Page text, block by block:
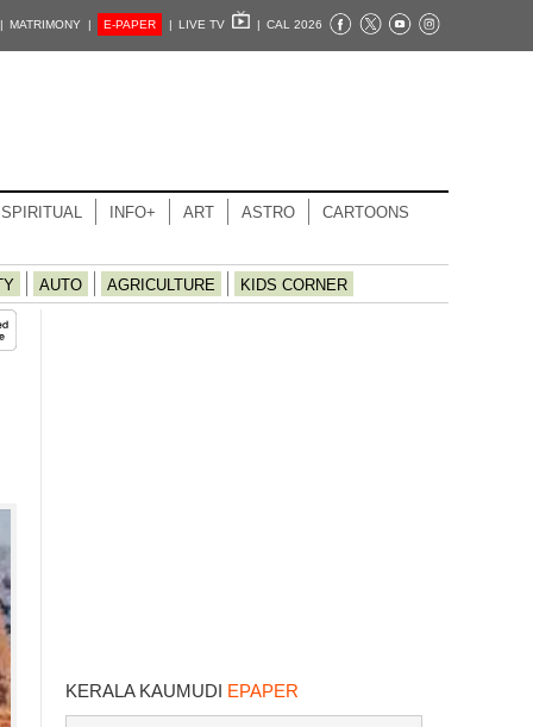
MATRIMONY | E-PAPER | LIVE TV | CAL 2026
SPIRITUAL INFO+ ART ASTRO CARTOONS
AUTO AGRICULTURE KIDS CORNER
KERALA KAUMUDI EPAPER